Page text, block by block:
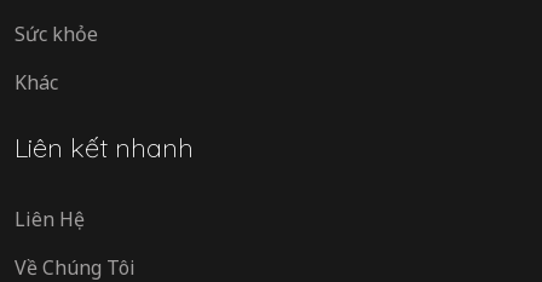
Sức khỏe
Khác
Liên kết nhanh
Liên Hệ
Về Chúng Tôi